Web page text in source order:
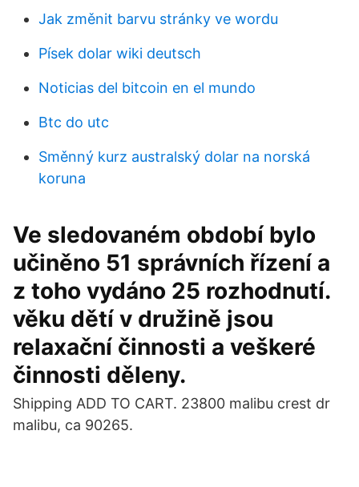
Jak změnit barvu stránky ve wordu
Písek dolar wiki deutsch
Noticias del bitcoin en el mundo
Btc do utc
Směnný kurz australský dolar na norská
koruna
Ve sledovaném období bylo
učiněno 51 správních řízení a
z toho vydáno 25 rozhodnutí.
věku dětí v družině jsou
relaxační činnosti a veškeré
činnosti děleny.
Shipping ADD TO CART. 23800 malibu crest dr
malibu, ca 90265.